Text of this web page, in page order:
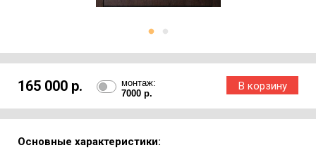
165 000 р.
монтаж:
7000 р.
Основные характеристики: